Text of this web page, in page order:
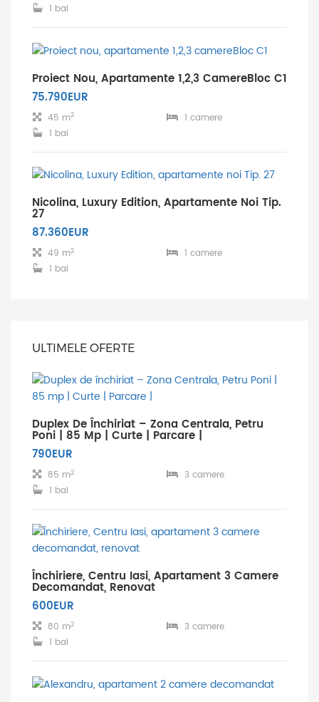
1 bai
Proiect Nou, Apartamente 1,2,3 CamereBloc C1
75.790EUR
45 m2
1 camere
1 bai
Nicolina, Luxury Edition, Apartamente Noi Tip.
27
87.360EUR
49 m2
1 camere
1 bai
ULTIMELE OFERTE
Duplex De Închiriat – Zona Centrala, Petru
Poni | 85 Mp | Curte | Parcare |
790EUR
85 m2
3 camere
1 bai
Închiriere, Centru Iasi, Apartament 3 Camere
Decomandat, Renovat
600EUR
80 m2
3 camere
1 bai